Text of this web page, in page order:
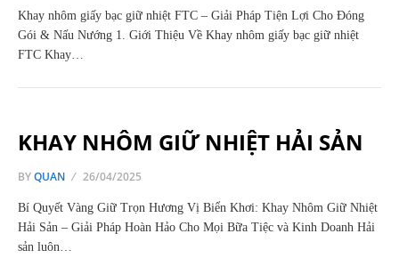
Khay nhôm giấy bạc giữ nhiệt FTC – Giải Pháp Tiện Lợi Cho Đóng
Gói & Nấu Nướng 1. Giới Thiệu Về Khay nhôm giấy bạc giữ nhiệt
FTC Khay…
KHAY NHÔM GIỮ NHIỆT HẢI SẢN
BYQUAN 26/04/2025
Bí Quyết Vàng Giữ Trọn Hương Vị Biển Khơi: Khay Nhôm Giữ Nhiệt
Hải Sản – Giải Pháp Hoàn Hảo Cho Mọi Bữa Tiệc và Kinh Doanh Hải
sản luôn…